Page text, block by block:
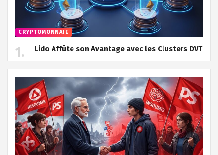
CRYPTOMONNAIE
Lido Affûte son Avantage avec les Clusters DVT